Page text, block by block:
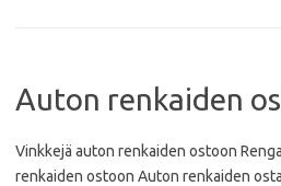
Auton renkaiden
Vinkkejä auton renkaiden ostoon
renkaiden ostoon Auton renkaiden